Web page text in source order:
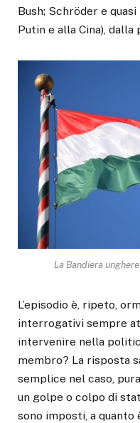
Bush; Schröder e
Putin e alla Cina), dalla
La Bandiera
L’episodio è, ripeto,
interrogativi sempre
intervenire nella
membro? La risposta
semplice nel caso,
un golpe o colpo di
sono imposti, a